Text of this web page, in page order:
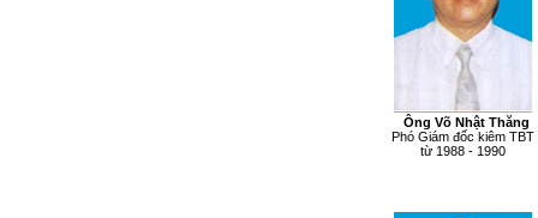
Ông Võ Nhật Thăng
Phó Giám đốc kiêm TBT
từ 1988 - 1990